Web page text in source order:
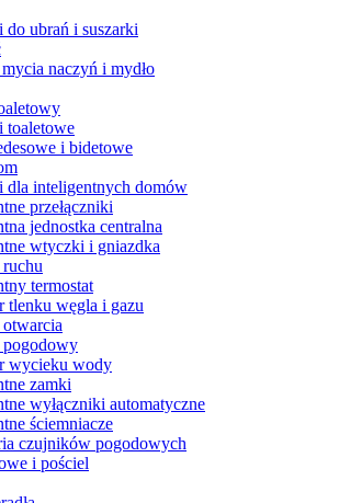
do ubrań i suszarki
mycia naczyń i mydło
toaletowe
i bidetowe
dla inteligentnych domów
przełączniki
jednostka centralna
wtyczki i gniazdka
termostat
tlenku węgla i gazu
wycieku wody
zamki
wyłączniki automatyczne
ściemniacze
czujników pogodowych
i pościel